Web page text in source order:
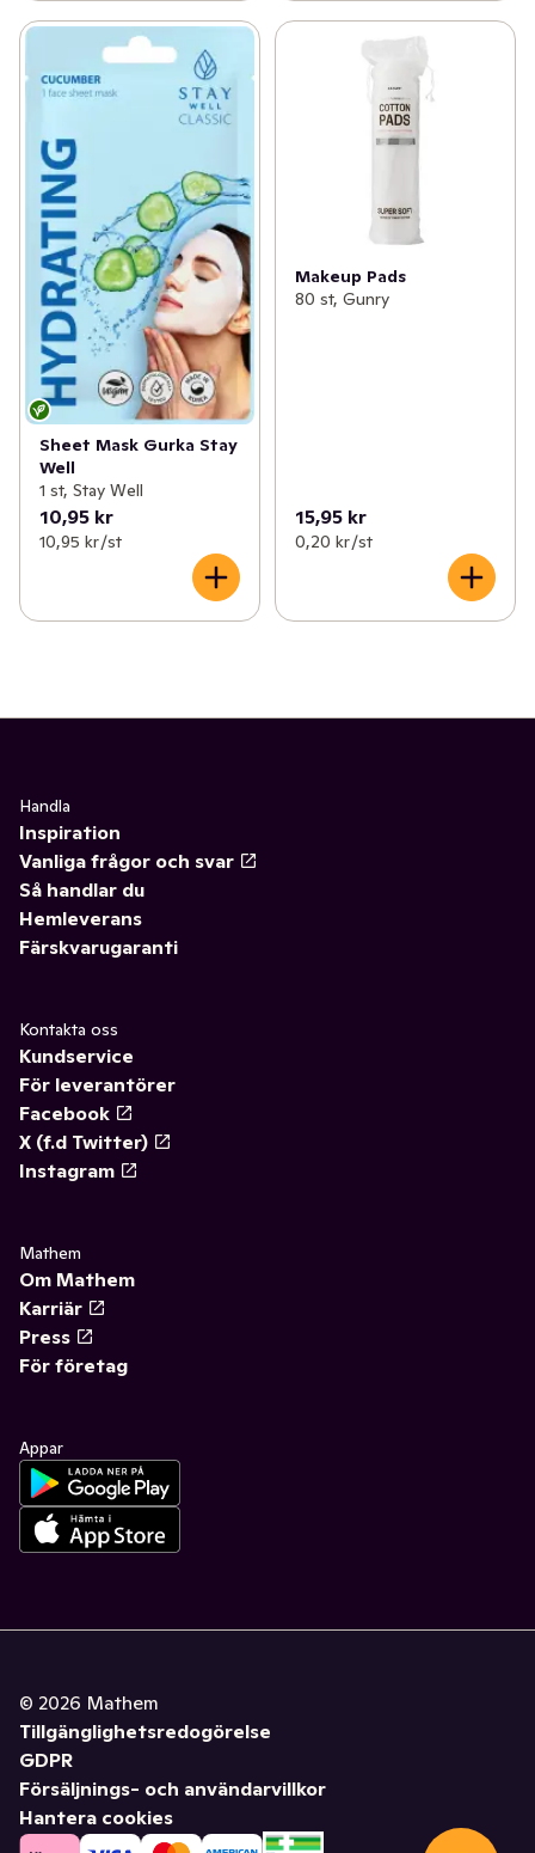
Sheet Mask Gurka Stay
Well
1 st, Stay Well
10,95 kr
10,95 kr /st
Makeup Pads
80 st, Gunry
15,95 kr
0,20 kr /st
Handla
Inspiration
Vanliga frågor och svar
Så handlar du
Hemleverans
Färskvarugaranti
Kontakta oss
Kundservice
För leverantörer
Facebook
X (f.d Twitter)
Instagram
Mathem
Om Mathem
Karriär
Press
För företag
Appar
© 2026 Mathem
Tillgänglighetsredogörelse
GDPR
Försäljnings- och användarvillkor
Hantera cookies